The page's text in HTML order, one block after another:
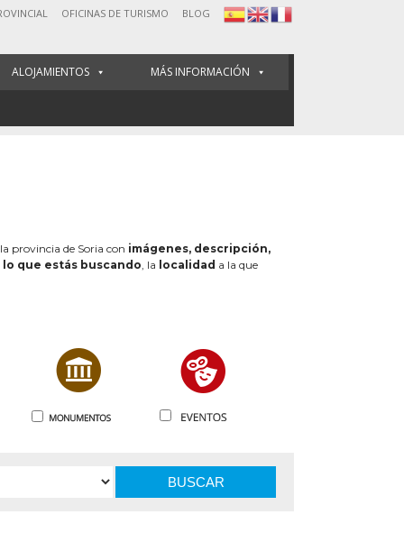
OFICINAS DE TURISMO BLOG
ALOJAMIENTOS MÁS INFORMACIÓN
provincia de Soria con imágenes, descripción,
lo que estás buscando, la localidad a la que
BUSCAR